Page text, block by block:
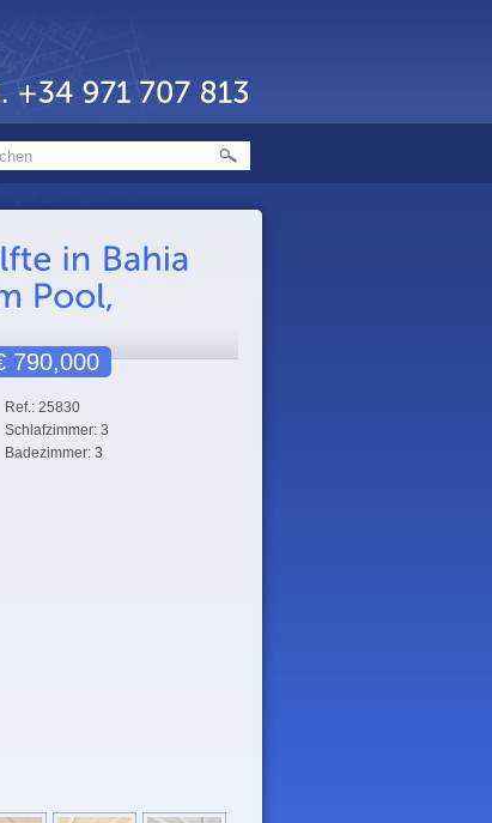
790,000
Ref.: 25830
Schlafzimmer: 3
Badezimmer: 3